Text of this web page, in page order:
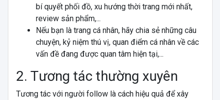
bí quyết phối đồ, xu hướng thời trang mới nhất,
review sản phẩm,...
Nếu bạn là trang cá nhân, hãy chia sẻ những câu
chuyện, kỷ niệm thú vị, quan điểm cá nhân về các
vấn đề đang được quan tâm hiện tại,...
2. Tương tác thường xuyên
Tương tác với người follow là cách hiệu quả để xây